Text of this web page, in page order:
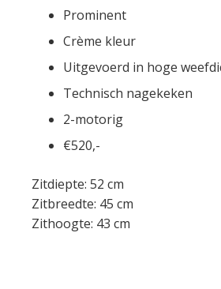
Prominent
Crème kleur
Uitgevoerd in hoge
Technisch nagekeken
2-motorig
€520,-
Zitdiepte: 52 cm
Zitbreedte: 45 cm
Zithoogte: 43 cm